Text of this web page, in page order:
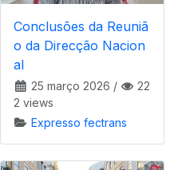
Conclusões da Reuniã
o da Direcção Nacion
al
25 março 2026 /
22
2 views
Expresso fectrans